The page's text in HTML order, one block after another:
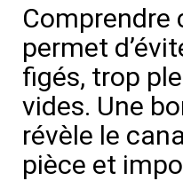
Comprendre
permet
figés, trop
vides. Une
révèle le
pièce et